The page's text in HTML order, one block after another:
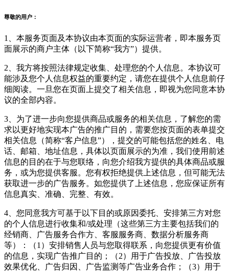
尊敬的用户：
1、本服务页面及本协议由本页面的实际运营者，即本服务页
面展示的商户主体（以下简称“我方”）提供。
2、我方将按照法律规定收集、处理您的个人信息。本协议可
能涉及您个人信息权益的重要约定，请您在提供个人信息前仔
细阅读。一旦您在页面上提交了相关信息，即视为您同意本协
议的全部内容。
3、为了进一步向您提供商品或服务的相关信息，了解您的需
求以更好地实现本广告的推广目的，需要您按页面的表单提交
相关信息（简称“客户信息”），提交的可能包括您的姓名、电
话、邮箱、地址信息，具体以页面展示的为准，我们使用前述
信息的目的在于与您联络，向您介绍我方提供的具体商品或服
务，或为您提供客服。您有权拒绝提供上述信息，但可能无法
获取进一步的广告服务。如您提供了上述信息，您应保证所有
信息真实、准确、完整、有效。
4、您同意我方可基于以下目的或原因委托、安排第三方对您
的个人信息进行收集和/或处理（这些第三方主要包括我们的
经销商、广告服务合作方、客服服务商、数据分析服务商
等）：（1）安排销售人员与您取得联系，向您提供更有价值
的信息，实现广告推广目的；（2）用于广告投放、广告投放
效果优化、广告归因、广告监测等广告业务合作；（3）用于